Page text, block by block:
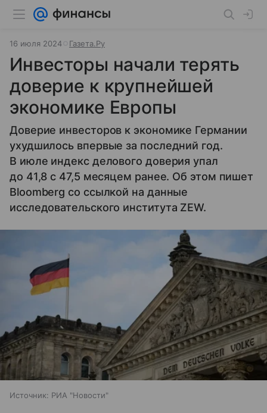
16 июля 2024 Газета.Ру
Инвесторы начали терять
доверие к крупнейшей
экономике Европы
Доверие инвесторов к экономике Германии
ухудшилось впервые за последний год.
В июле индекс делового доверия упал
до 41,8 с 47,5 месяцем ранее. Об этом пишет
Bloomberg со ссылкой на данные
исследовательского института ZEW.
Источник: РИА "Новости"